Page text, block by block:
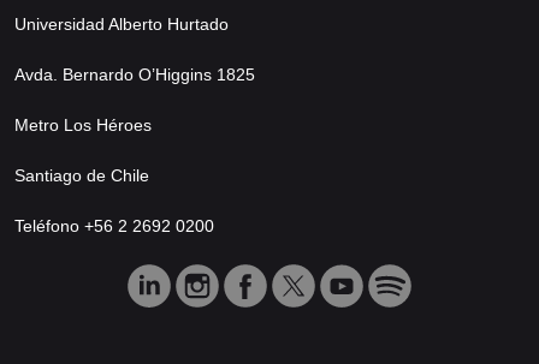
Universidad Alberto Hurtado
Avda. Bernardo O’Higgins 1825
Metro Los Héroes
Santiago de Chile
Teléfono +56 2 2692 0200